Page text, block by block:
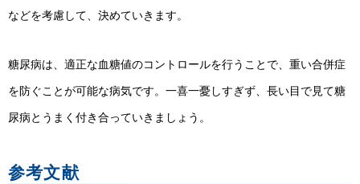
などを考慮して、決めていきます。
糖尿病は、適正な血糖値のコントロールを行うことで、重い合併症
を防ぐことが可能な病気です。一喜一憂しすぎず、長い目で見て糖
尿病とうまく付き合っていきましょう。
参考文献